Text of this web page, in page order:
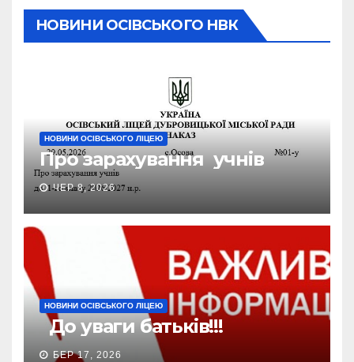
НОВИНИ ОСІВСЬКОГО НВК
НОВИНИ ОСІВСЬКОГО ЛІЦЕЮ
Про зарахування учнів
ЧЕР 8, 2026
НОВИНИ ОСІВСЬКОГО ЛІЦЕЮ
До уваги батьків!!!
БЕР 17, 2026